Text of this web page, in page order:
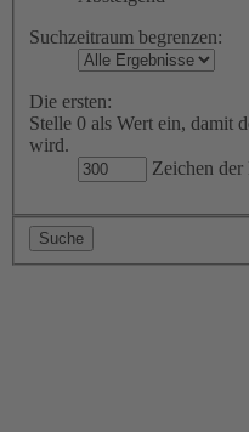
Suchzeitraum begrenzen:
Die ersten:
Stelle 0 als Wert ein, damit
wird.
Zeichen der